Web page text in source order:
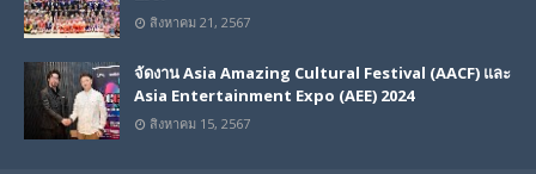
สิงหาคม 21, 2567
จัดงาน Asia Amazing Cultural Festival (AACF) และ
Asia Entertainment Expo (AEE) 2024
สิงหาคม 15, 2567